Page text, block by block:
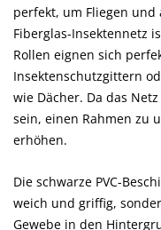
perfekt, um Fliegen
Fiberglas-Insektennetz
Rollen eignen sich
Insektenschutzgittern
wie Dächer. Da das
sein, einen Rahmen zu
erhöhen.
Die schwarze PVC-
weich und griffig,
Gewebe in den